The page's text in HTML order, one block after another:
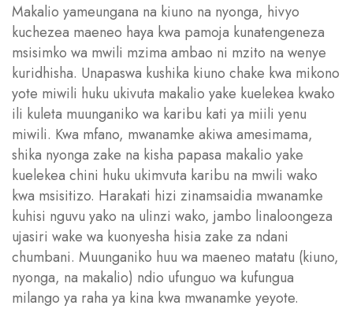
Makalio yameungana na kiuno na nyonga, hivyo
kuchezea maeneo haya kwa pamoja kunatengeneza
msisimko wa mwili mzima ambao ni mzito na wenye
kuridhisha. Unapaswa kushika kiuno chake kwa mikono
yote miwili huku ukivuta makalio yake kuelekea kwako
ili kuleta muunganiko wa karibu kati ya miili yenu
miwili. Kwa mfano, mwanamke akiwa amesimama,
shika nyonga zake na kisha papasa makalio yake
kuelekea chini huku ukimvuta karibu na mwili wako
kwa msisitizo. Harakati hizi zinamsaidia mwanamke
kuhisi nguvu yako na ulinzi wako, jambo linaloongeza
ujasiri wake wa kuonyesha hisia zake za ndani
chumbani. Muunganiko huu wa maeneo matatu (kiuno,
nyonga, na makalio) ndio ufunguo wa kufungua
milango ya raha ya kina kwa mwanamke yeyote.